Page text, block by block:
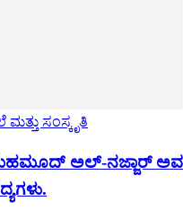
ಮತ್ತು ಸಂಸ್ಕೃತಿ
ಅಲ್-ನಜ್ಜಾರ್